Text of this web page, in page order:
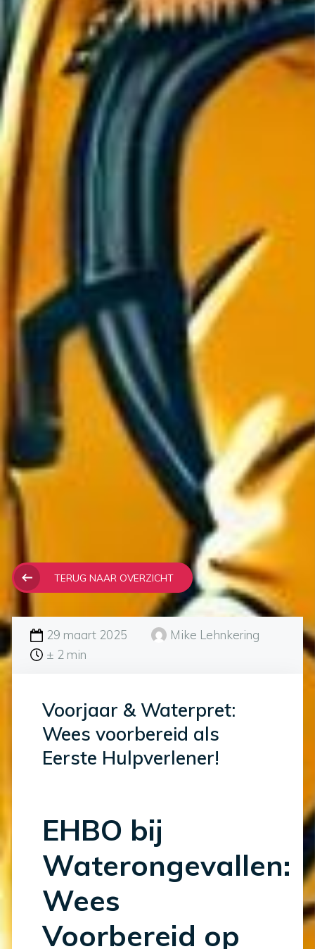
TERUG NAAR OVERZICHT
29 maart 2025
Mike Lehnkering
± 2 min
Voorjaar & Waterpret:
Wees voorbereid als
Eerste Hulpverlener!
EHBO bij
Waterongevallen:
Wees
Voorbereid op